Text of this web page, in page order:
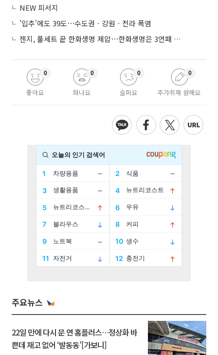
NEW 피서지
'입추'에도 39도⋯수도권ㆍ강원ㆍ전라 폭염
젠지, 풀세트 끝 한화생명 제압⋯한화생명은 3연패 수렁
좋아요
0
화나요
0
슬퍼요
0
추가취재 원해요
0
주요뉴스
22일 만에 다시 문 연 홈플러스…정상화 바
쁜데 재고 없어 ‘발동동’[가보니]